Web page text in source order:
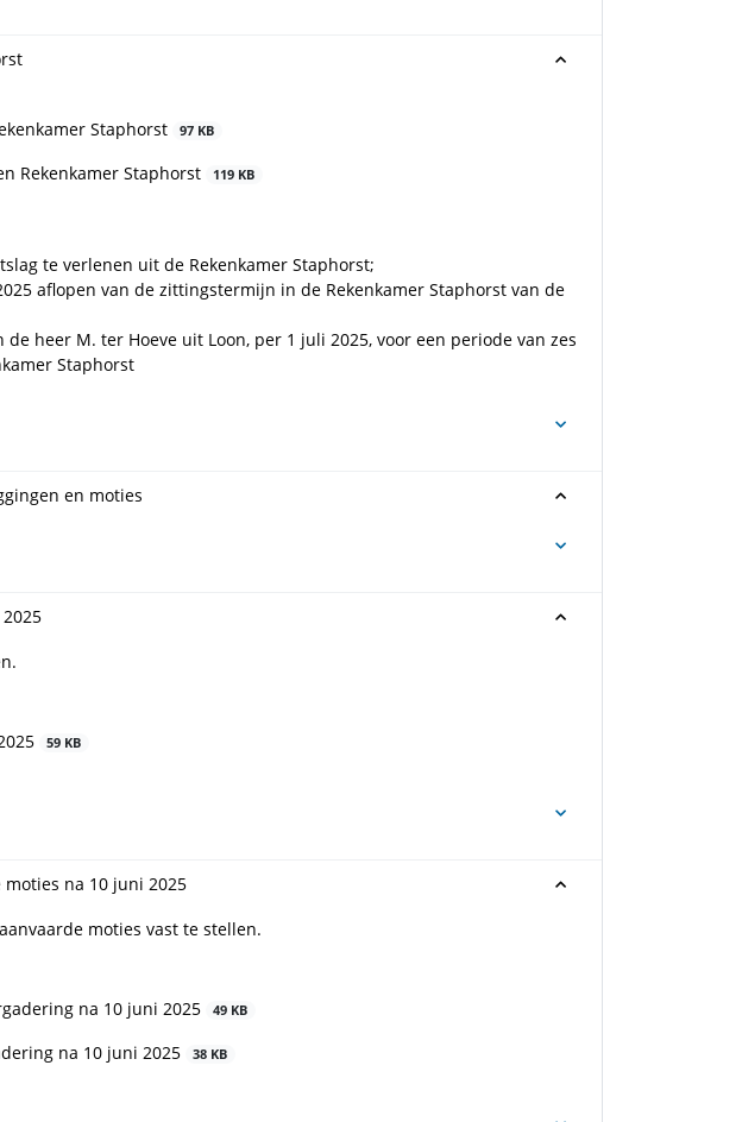
Staphorst
97 KB
Rekenkamer Staphorst 119 KB
te verlenen uit de Rekenkamer Staphorst;
aflopen van de zittingstermijn in de Rekenkamer Staphorst van de
heer M. ter Hoeve uit Loon, per 1 juli 2025, voor een periode van zes
Staphorst
en moties
59 KB
na 10 juni 2025
moties vast te stellen.
na 10 juni 2025
49 KB
na 10 juni 2025 38 KB